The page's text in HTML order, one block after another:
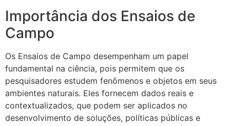
Importância dos Ensaios de
Campo
Os Ensaios de Campo desempenham um papel
fundamental na ciência, pois permitem que os
pesquisadores estudem fenômenos e objetos em seus
ambientes naturais. Eles fornecem dados reais e
contextualizados, que podem ser aplicados no
desenvolvimento de soluções, políticas públicas e